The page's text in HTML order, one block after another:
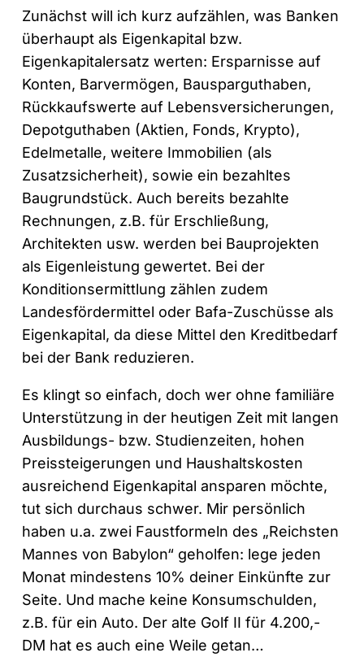
Zunächst will ich kurz aufzählen, was Banken
überhaupt als Eigenkapital bzw.
Eigenkapitalersatz werten: Ersparnisse auf
Konten, Barvermögen, Bausparguthaben,
Rückkaufswerte auf Lebensversicherungen,
Depotguthaben (Aktien, Fonds, Krypto),
Edelmetalle, weitere Immobilien (als
Zusatzsicherheit), sowie ein bezahltes
Baugrundstück. Auch bereits bezahlte
Rechnungen, z.B. für Erschließung,
Architekten usw. werden bei Bauprojekten
als Eigenleistung gewertet. Bei der
Konditionsermittlung zählen zudem
Landesfördermittel oder Bafa-Zuschüsse als
Eigenkapital, da diese Mittel den Kreditbedarf
bei der Bank reduzieren.
Es klingt so einfach, doch wer ohne familiäre
Unterstützung in der heutigen Zeit mit langen
Ausbildungs- bzw. Studienzeiten, hohen
Preissteigerungen und Haushaltskosten
ausreichend Eigenkapital ansparen möchte,
tut sich durchaus schwer. Mir persönlich
haben u.a. zwei Faustformeln des „Reichsten
Mannes von Babylon“ geholfen: lege jeden
Monat mindestens 10% deiner Einkünfte zur
Seite. Und mache keine Konsumschulden,
z.B. für ein Auto. Der alte Golf II für 4.200,-
DM hat es auch eine Weile getan…